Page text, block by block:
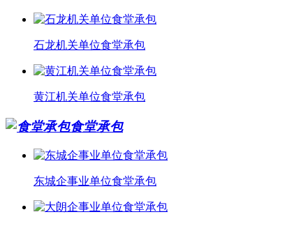
石龙机关单位食堂承包
黄江机关单位食堂承包
食堂承包
东城企事业单位食堂承包